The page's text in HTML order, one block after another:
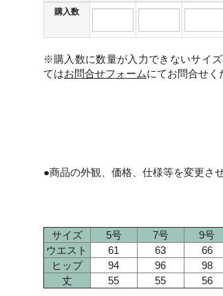
購入数
※購入数に数量が入力できないサイ
てはお問合せフォームにてお問合せく
●商品の外観、価格、仕様等を変更さ
サイズ 5号 7号 9号
ウエスト
61 63 66
ヒップ
94 96 98
丈
55 55 56